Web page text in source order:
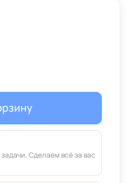
Сделаем всё за вас